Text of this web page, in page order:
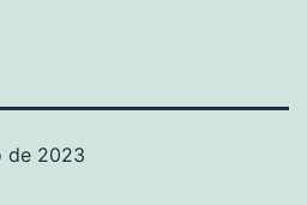
de 2023